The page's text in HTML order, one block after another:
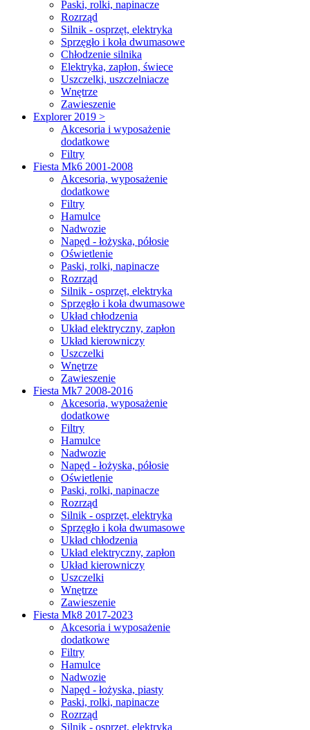
Paski, rolki, napinacze
Rozrząd
Silnik - osprzęt, elektryka
Sprzęgło i koła dwumasowe
Chłodzenie silnika
Elektryka, zapłon, świece
Uszczelki, uszczelniacze
Wnętrze
Zawieszenie
Explorer 2019 >
Akcesoria i wyposażenie
dodatkowe
Filtry
Fiesta Mk6 2001-2008
Akcesoria, wyposażenie
dodatkowe
Filtry
Hamulce
Nadwozie
Napęd - łożyska, półosie
Oświetlenie
Paski, rolki, napinacze
Rozrząd
Silnik - osprzęt, elektryka
Sprzęgło i koła dwumasowe
Układ chłodzenia
Układ elektryczny, zapłon
Układ kierowniczy
Uszczelki
Wnętrze
Zawieszenie
Fiesta Mk7 2008-2016
Akcesoria, wyposażenie
dodatkowe
Filtry
Hamulce
Nadwozie
Napęd - łożyska, półosie
Oświetlenie
Paski, rolki, napinacze
Rozrząd
Silnik - osprzęt, elektryka
Sprzęgło i koła dwumasowe
Układ chłodzenia
Układ elektryczny, zapłon
Układ kierowniczy
Uszczelki
Wnętrze
Zawieszenie
Fiesta Mk8 2017-2023
Akcesoria i wyposażenie
dodatkowe
Filtry
Hamulce
Nadwozie
Napęd - łożyska, piasty
Paski, rolki, napinacze
Rozrząd
Silnik - osprzęt, elektryka